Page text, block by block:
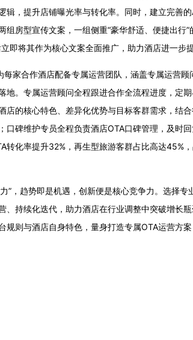
，提升店铺曝光率与转化率。同时，建立完善
房型宣传文案，一组侧重“豪华舒适、便捷出行
即将其作为核心文案全面推广，助力酒店进一步
合作酒店配备专属运营团队，涵盖专属运营
。专属运营顾问全程跟进合作全流程进度，定
的核心特色、差异化优势与目标客群需求，结
碑维护专员全程负责酒店OTA口碑管理，及时
化率提升32%，再生型旅游客群占比高达45%
，趋势即是机遇，创新便是核心竞争力。选择
持续化迭代，助力酒店在行业调整中突破增长
则与酒店自身特色，量身打造专属OTA运营方